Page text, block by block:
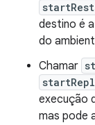
destino é
do
Chamar
execução
mas pode